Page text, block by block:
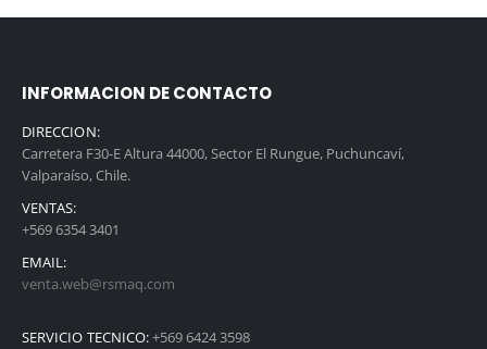
INFORMACION DE CONTACTO
DIRECCION:
Carretera F30-E Altura 44000, Sector El Rungue, Puchuncaví,
Valparaíso, Chile.
VENTAS:
+569 6354 3401
EMAIL:
venta.web@rsmaq.com
SERVICIO TECNICO:+569 6424 3598